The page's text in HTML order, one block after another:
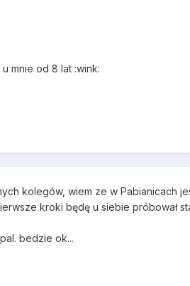
mnie od 8 lat :wink:
kolegów, wiem ze w Pabianicach
kroki będę u siebie próbował
bedzie ok...